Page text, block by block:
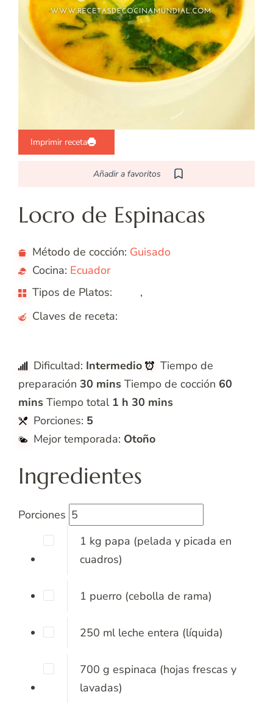
Imprimir receta
Añadir a favoritos
Locro de Espinacas
Método de cocción: Guisado
Cocina: Ecuador
Tipos de Platos:Almuerzo,
Claves de receta:
Dificultad: Intermedio
Tiempo de
preparación 30 mins Tiempo de cocción 60
mins Tiempo total 1 h 30 mins
Porciones: 5
Mejor temporada: Otoño
Ingredientes
Porciones
1 kg papa (pelada y picada en
cuadros)
1 puerro (cebolla de rama)
250 mlleche entera (líquida)
700 g espinaca (hojas frescas y
lavadas)